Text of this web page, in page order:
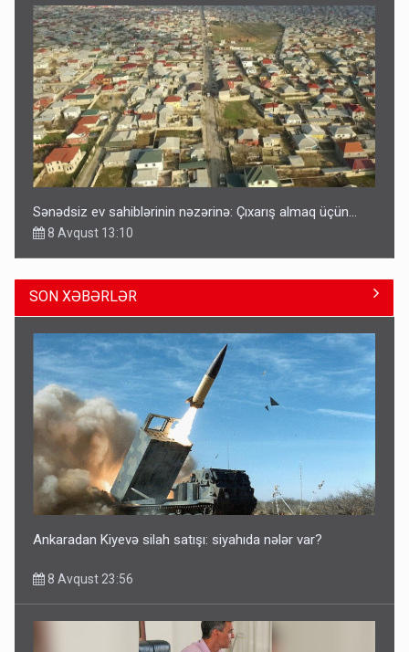
Sənədsiz ev sahiblərinin nəzərinə: Çıxarış almaq üçün...
8 Avqust 13:10
Azərbaycan bundan hər il 3 milyard dollar qazanacaq
8 Avqust 23:33
SON XƏBƏRLƏR
Ankaradan Kiyevə silah satışı: siyahıda nələr var?
8 Avqust 23:56